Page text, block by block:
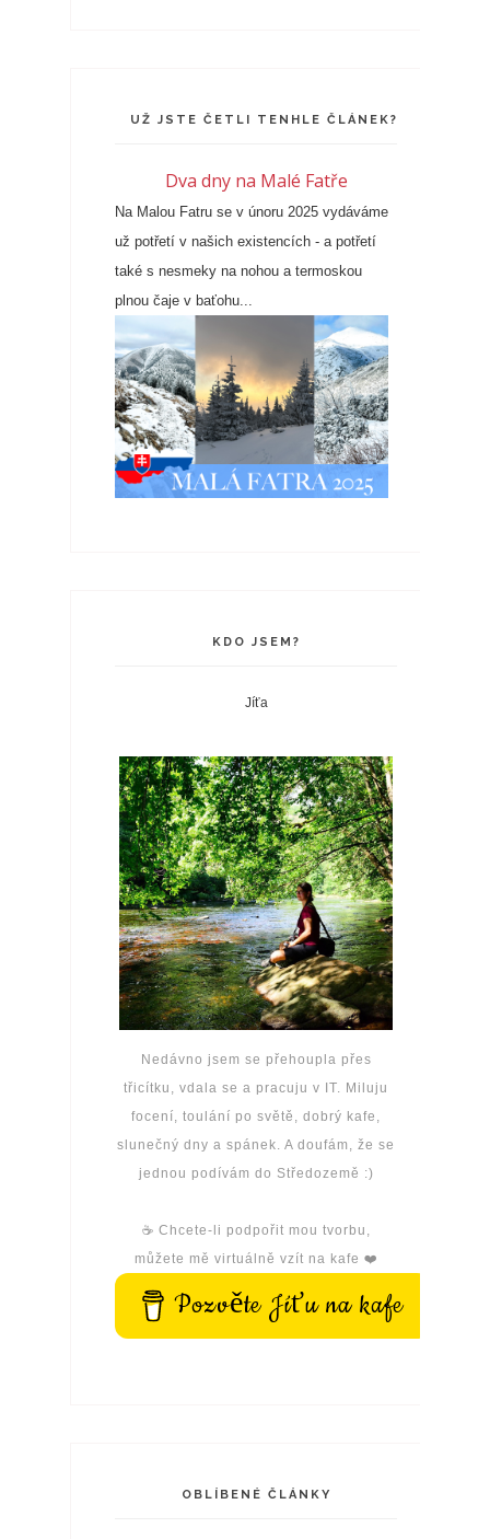
UŽ JSTE ČETLI TENHLE ČLÁNEK?
Dva dny na Malé Fatře
Na Malou Fatru se v únoru 2025 vydáváme
už potřetí v našich existencích - a potřetí
také s nesmeky na nohou a termoskou
plnou čaje v baťohu...
KDO JSEM?
Jíťa
Nedávno jsem se přehoupla přes
třicítku, vdala se a pracuju v IT. Miluju
focení, toulání po světě, dobrý kafe,
slunečný dny a spánek. A doufám, že se
jednou podívám do Středozemě :)
☕️ Chcete-li podpořit mou tvorbu,
můžete mě virtuálně vzít na kafe ❤️
Pozvěte Jíťu na kafe
OBLÍBENÉ ČLÁNKY